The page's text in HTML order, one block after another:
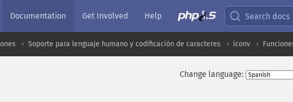
Documentation Get Involved Help Search docs
Soporte para lenguaje humano y codificación de caracteres iconv
Change language: